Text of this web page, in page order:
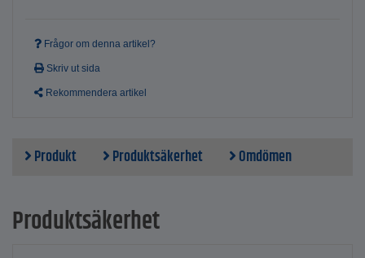
Förpackning - 1 stycken
Frågor om denna artikel?
Skriv ut sida
Rekommendera artikel
Produkt Produktsäkerhet Omdömen
Produktsäkerhet